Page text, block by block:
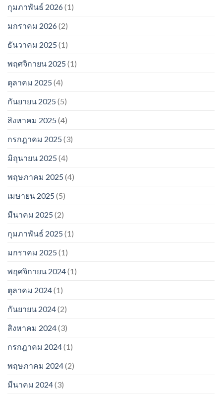
กุมภาพันธ์ 2026(1)
มกราคม 2026(2)
ธันวาคม 2025 (1)
พฤศจิกายน 2025 (1)
ตุลาคม 2025 (4)
กันยายน 2025 (5)
สิงหาคม 2025 (4)
กรกฎาคม 2025 (3)
มิถุนายน 2025 (4)
พฤษภาคม 2025 (4)
เมษายน 2025 (5)
มีนาคม 2025 (2)
กุมภาพันธ์ 2025 (1)
มกราคม 2025 (1)
พฤศจิกายน 2024(1)
ตุลาคม 2024(1)
กันยายน 2024(2)
สิงหาคม 2024(3)
กรกฎาคม 2024(1)
พฤษภาคม 2024(2)
มีนาคม 2024(3)